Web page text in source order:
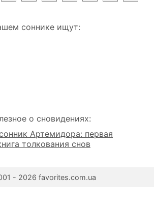
соннике ищут:
о сновидениях:
Артемидора: первая
толкования снов
- 2026 favorites.com.ua